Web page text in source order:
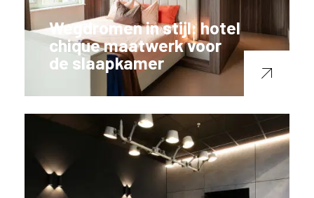
Wegdromen in stijl: hotel
chique maatwerk voor
de slaapkamer